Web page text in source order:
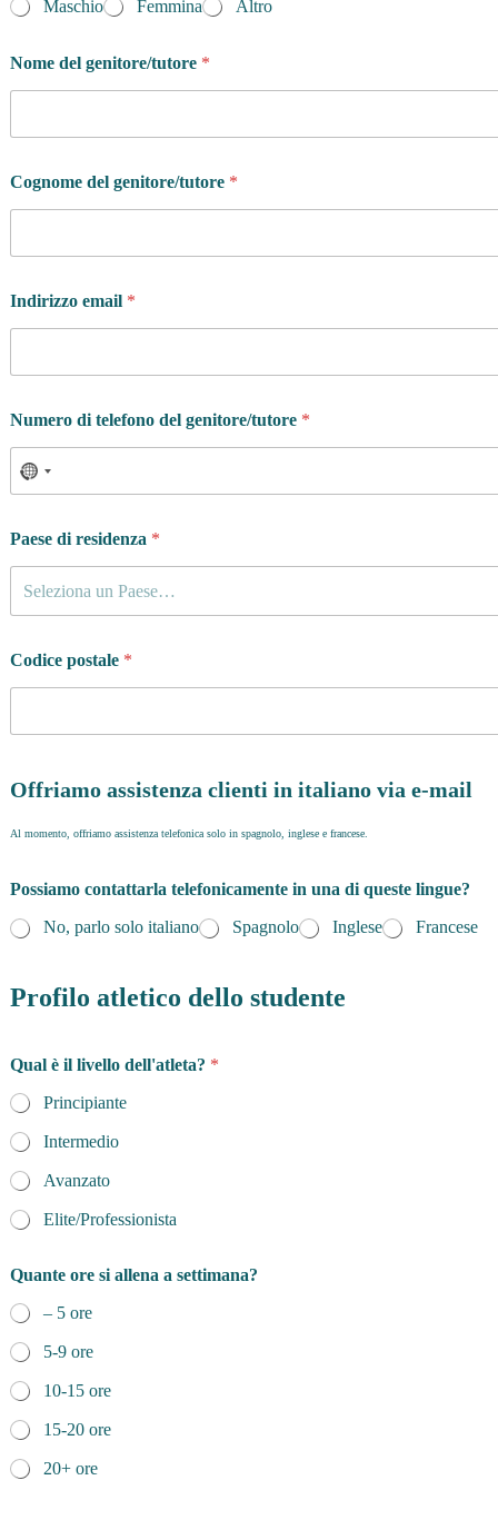
Maschio Femmina Altro
Nome del genitore/tutore *
Cognome del genitore/tutore *
Indirizzo email *
Numero di telefono del genitore/tutore *
Paese di residenza *
Seleziona un Paese…
Codice postale *
Offriamo assistenza clienti in italiano via e-mail
Al momento, offriamo assistenza telefonica solo in spagnolo, inglese e francese.
Possiamo contattarla telefonicamente in una di queste lingue?
No, parlo solo italiano
Spagnolo Inglese Francese
u
l
a
l
l
e
n
a
i
u
e
?
Profilo atletico dello studente
Qual è il livello dell'atleta? *
Principiante
Intermedio
Avanzato
Elite/Professionista
Quante ore si allena a settimana?
– 5 ore
5-9 ore
10-15 ore
15-20 ore
20+ ore